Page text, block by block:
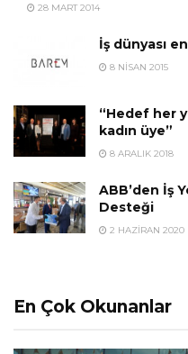
28 MART 2014
İş dünyası
8 NISAN 2015
“Hedef her
kadın üye”
8 ARALIK 2018
ABB’den İş
Desteği
2 HAZIRAN 2020
En Çok Okunanlar